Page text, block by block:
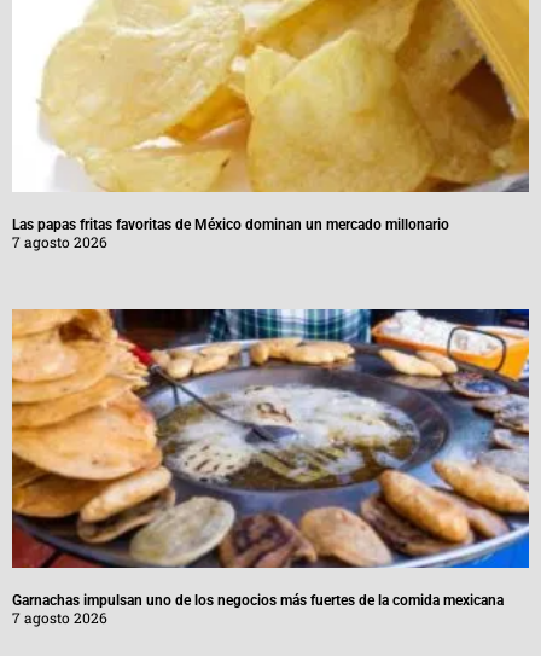
Las papas fritas favoritas de México dominan un mercado millonario
7 agosto 2026
Garnachas impulsan uno de los negocios más fuertes de la comida mexicana
7 agosto 2026